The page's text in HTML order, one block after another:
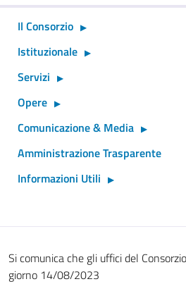
Il Consorzio
Istituzionale
Servizi
Opere
Comunicazione & Media
Amministrazione Trasparente
Informazioni Utili
Si comunica che gli uffici del
giorno 14/08/2023